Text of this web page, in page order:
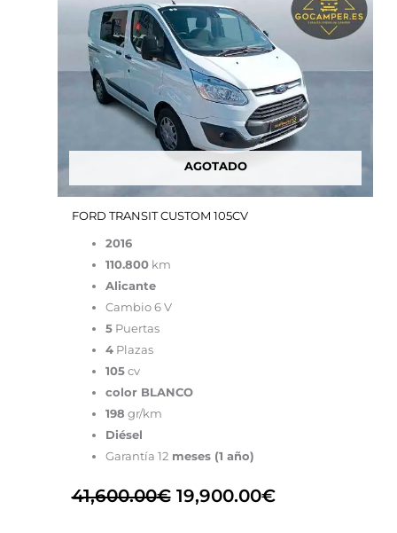
AGOTADO
FORD TRANSIT CUSTOM 105CV
2016
110.800km
Alicante
Cambio 6 V
5Puertas
4Plazas
105cv
color BLANCO
198 gr/km
Diésel
Garantía 12meses (1 año)
41,600.00€ 19,900.00€